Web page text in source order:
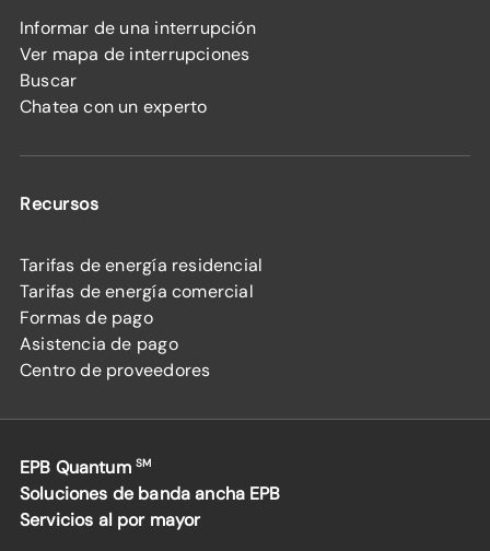
Informar de una interrupción
Ver mapa de interrupciones
Buscar
Chatea con un experto
Recursos
Tarifas de energía residencial
Tarifas de energía comercial
Formas de pago
Asistencia de pago
Centro de proveedores
EPB Quantum SM
Soluciones de banda ancha EPB
Servicios al por mayor